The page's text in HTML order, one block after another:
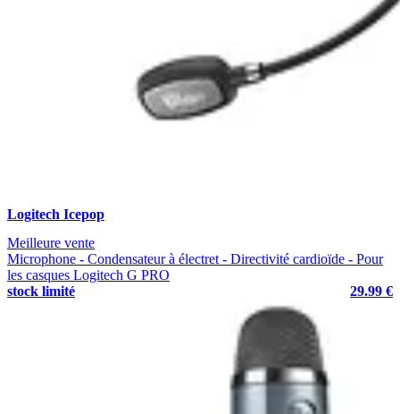
Logitech Icepop
Meilleure vente
Microphone - Condensateur à électret - Directivité cardioïde - Pour
les casques Logitech G PRO
stock limité
29.99 €